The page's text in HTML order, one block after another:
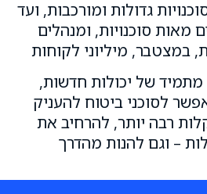
גדולות ומורכבות, ועד
מאות סוכנויות, ומנהלים
מיליוני לקוחות
של יכולות חדשות,
לסוכני ביטוח להעניק
רבה יותר, להרחיב את
– וגם להנות מהדרך